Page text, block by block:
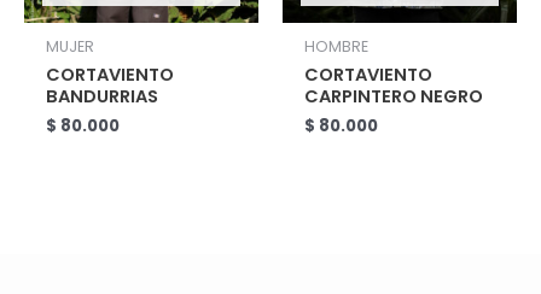
MUJER
CORTAVIENTO
BANDURRIAS
$ 80.000
HOMBRE
CORTAVIENTO
CARPINTERO NEGRO
$ 80.000